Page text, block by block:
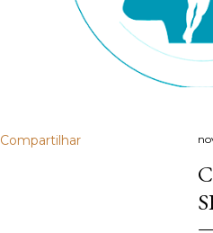
Compartilhar